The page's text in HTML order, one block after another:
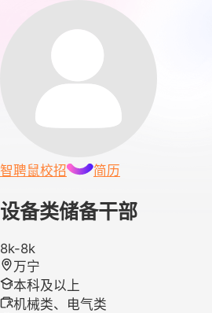
智聘鼠校招 简历
设备类储备干部
8k-8k
万宁
本科及以上
机械类、电气类